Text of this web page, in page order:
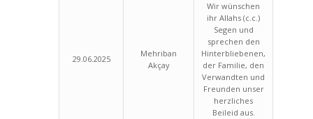
29.06.2025
Mehriban
Akçay
Wir wünschen
ihr Allahs (c.c.)
Segen und
sprechen den
Hinterbliebenen,
der Familie, den
Verwandten und
Freunden unser
herzliches
Beileid aus.